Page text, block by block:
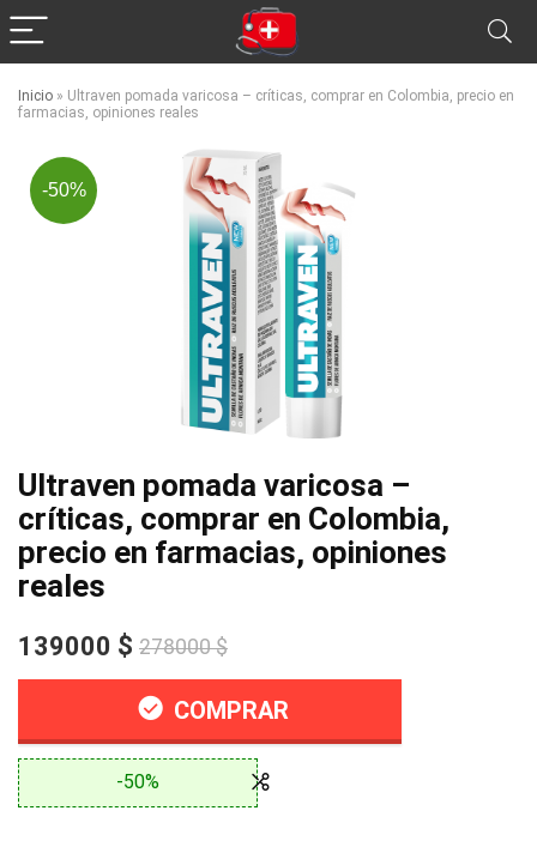
Inicio » Ultraven pomada varicosa – críticas, comprar en Colombia, precio en
farmacias, opiniones reales
-50%
Ultraven pomada varicosa –
críticas, comprar en Colombia,
precio en farmacias, opiniones
reales
139000 $ 278000 $
COMPRAR
-50%